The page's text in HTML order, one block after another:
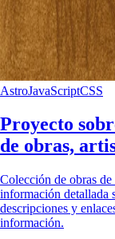
AstroJavaScriptCSS
Proyecto
de obras,
Colección de obras
información detallada
descripciones y
información.